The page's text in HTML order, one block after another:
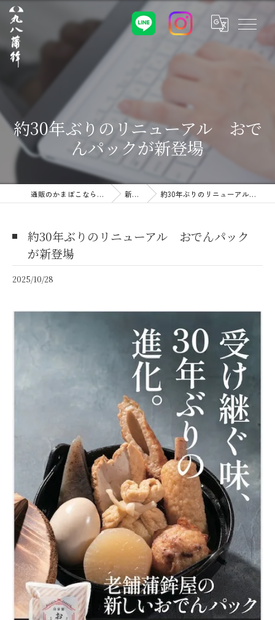
約30年ぶりのリニューアル おで
んパックが新登場
通販のかまぼこなら株式会社丸八蒲鉾 新着情報 約30年ぶりのリニューアル おでんパックが新登場
約30年ぶりのリニューアル おでんパック
が新登場
2025/10/28